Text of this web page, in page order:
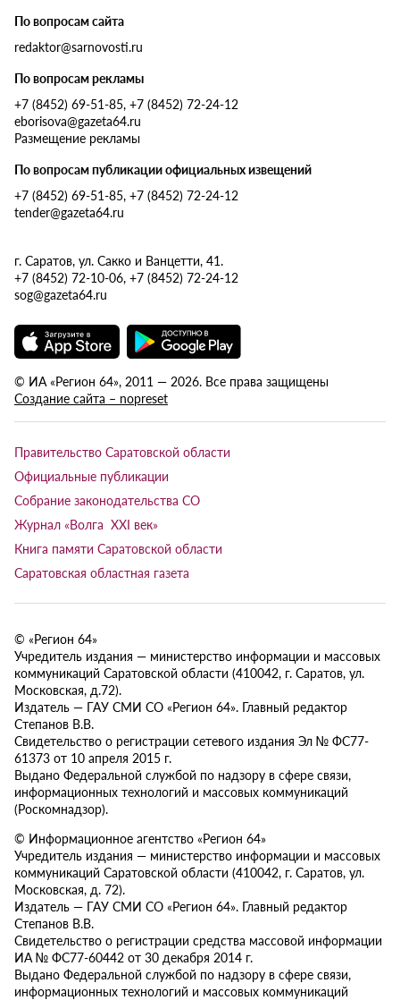
По вопросам сайта
redaktor@sarnovosti.ru
По вопросам рекламы
+7 (8452) 69-51-85, +7 (8452) 72-24-12
eborisova@gazeta64.ru
Размещение рекламы
По вопросам публикации официальных извещений
+7 (8452) 69-51-85, +7 (8452) 72-24-12
tender@gazeta64.ru
г. Саратов, ул. Сакко и Ванцетти, 41.
+7 (8452) 72-10-06, +7 (8452) 72-24-12
sog@gazeta64.ru
© ИА «Регион 64», 2011 — 2026. Все права защищены
Создание сайта – nopreset
Правительство Саратовской области
Официальные публикации
Собрание законодательства СО
Журнал «Волга XXI век»
Книга памяти Саратовской области
Саратовская областная газета
© «Регион 64»
Учредитель издания — министерство информации и массовых
коммуникаций Саратовской области (410042, г. Саратов, ул.
Московская, д.72).
Издатель — ГАУ СМИ СО «Регион 64». Главный редактор
Степанов В.В.
Свидетельство о регистрации сетевого издания Эл № ФС77-
61373 от 10 апреля 2015 г.
Выдано Федеральной службой по надзору в сфере связи,
информационных технологий и массовых коммуникаций
(Роскомнадзор).
© Информационное агентство «Регион 64»
Учредитель издания — министерство информации и массовых
коммуникаций Саратовской области (410042, г. Саратов, ул.
Московская, д. 72).
Издатель — ГАУ СМИ СО «Регион 64». Главный редактор
Степанов В.В.
Свидетельство о регистрации средства массовой информации
ИА № ФС77-60442 от 30 декабря 2014 г.
Выдано Федеральной службой по надзору в сфере связи,
информационных технологий и массовых коммуникаций